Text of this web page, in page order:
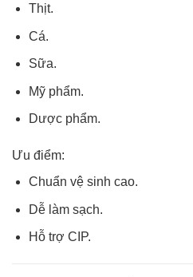
Thịt.
Cá.
Sữa.
Mỹ phẩm.
Dược phẩm.
Ưu điểm:
Chuẩn vệ sinh cao.
Dễ làm sạch.
Hỗ trợ CIP.